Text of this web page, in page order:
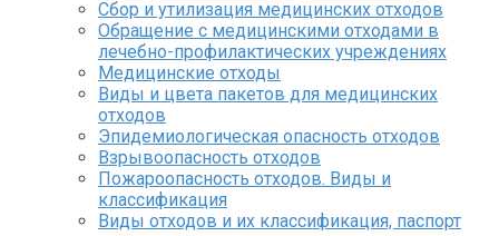
Сбор и утилизация медицинских отходов
Обращение с медицинскими отходами в
лечебно-профилактических учреждениях
Медицинские отходы
Виды и цвета пакетов для медицинских
отходов
Эпидемиологическая опасность отходов
Взрывоопасность отходов
Пожароопасность отходов. Виды и
классификация
Виды отходов и их классификация, паспорт